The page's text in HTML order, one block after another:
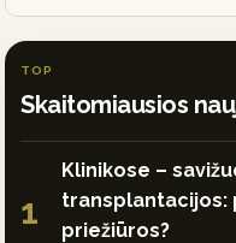
TOP
Skaitomiausios
1
Klinikose –
transplantacijos:
priežiūros?